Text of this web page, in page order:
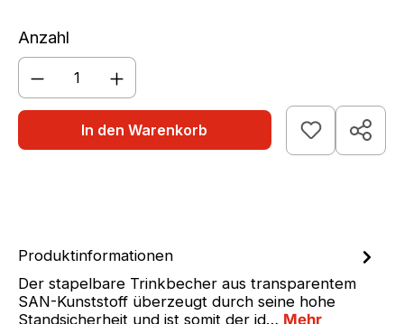
Anzahl
Produkt Anzahl: Gib den gewünschten
In den Warenkorb
Produktinformationen
Der stapelbare Trinkbecher aus transparentem
SAN-Kunststoff überzeugt durch seine hohe
Standsicherheit und ist somit der id… Mehr